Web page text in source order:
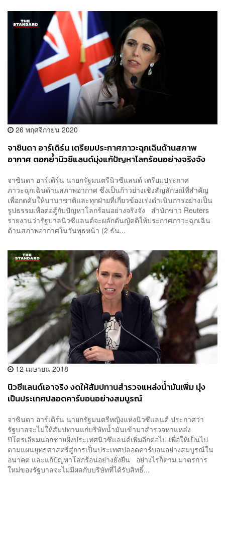
26 พฤศจิกายน 2020
จาซินดา อาร์เดิร์น เตรียมประกาศภาวะฉุกเฉินด้านสภาพ
อากาศ ตอกย้ำนิวซีแลนด์มุ่งแก้ปัญหาโลกร้อนอย่างจริงจัง
จาซินดา อาร์เดิร์น นายกรัฐมนตรีนิวซีแลนด์ เตรียมประกาศ
ภาวะฉุกเฉินด้านสภาพอากาศ ซึ่งเป็นก้าวย่างเชิงสัญลักษณ์ที่สำคัญ
เพื่อกดดันให้นานาชาติและทุกฝ่ายที่เกี่ยวข้องเร่งดำเนินการอย่างเป็น
รูปธรรมเพื่อต่อสู้กับปัญหาโลกร้อนอย่างจริงจัง สำนักข่าว Reuters
รายงานว่ารัฐบาลนิวซีแลนด์จะผลักดันญัตติให้ประกาศภาวะฉุกเฉิน
ด้านสภาพอากาศในวันพุธหน้า (2 ธัน...
12 เมษายน 2018
นิวซีแลนด์เอาจริง งดให้สัมปทานสำรวจแหล่งน้ำมันเพิ่ม มุ่ง
เป็นประเทศปลอดคาร์บอนอย่างสมบูรณ์
จาซินดา อาร์เดิร์น นายกรัฐมนตรีหญิงแห่งนิวซีแลนด์ ประกาศว่า
รัฐบาลจะไม่ให้สัมปทานแก่บริษัทน้ำมันเข้ามาสำรวจหาแหล่ง
ปิโตรเลียมนอกชายฝั่งประเทศนิวซีแลนด์เพิ่มอีกต่อไป เพื่อให้เป็นไป
ตามแผนยุทธศาสตร์สู่การเป็นประเทศปลอดคาร์บอนอย่างสมบูรณ์ใน
อนาคต และแก้ปัญหาโลกร้อนอย่างยั่งยืน อย่างไรก็ตาม มาตรการ
ใหม่ของรัฐบาลจะไม่มีผลกับบริษัทที่ได้รับสิทธิ์...